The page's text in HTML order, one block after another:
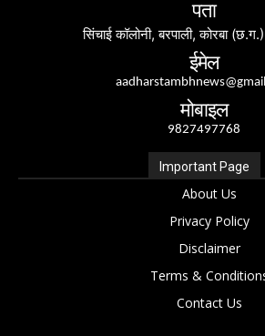
पता
सिंचाई कॉलोनी, बरपाली, कोरबा
ईमेल
मोबाइल
9827497768
Important Page
About Us
Privacy Policy
Disclaimer
Terms &
Contact Us